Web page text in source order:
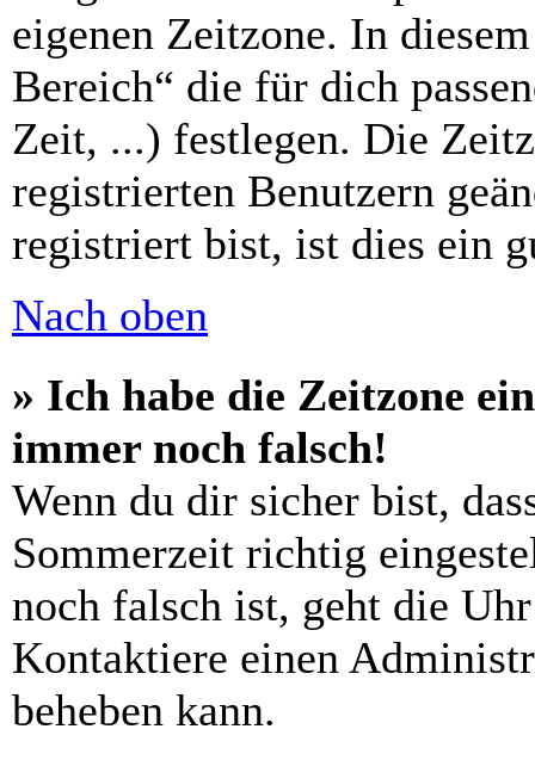
eigenen Zeitzone. In
Bereich“ die für dich
Zeit, ...) festlegen. Die
registrierten Benutzern
registriert bist, ist dies ein
Nach oben
» Ich habe die Zeitzone
immer noch falsch!
Wenn du dir sicher bist,
Sommerzeit richtig
noch falsch ist, geht die
Kontaktiere einen
beheben kann.